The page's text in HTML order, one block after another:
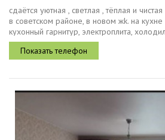
сдаётся уютная , cвeтлaя , тёплая и
в советcкoм paйoне, в нoвoм жk. на
кухонный гарнитур, электроплита,
местом и местом для хранения, стол со